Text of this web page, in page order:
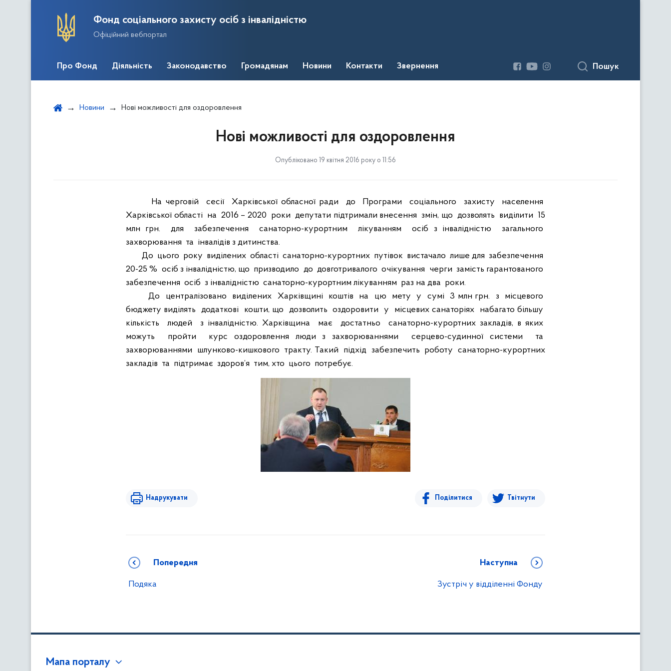
Фонд соціального захисту осіб з інвалідністю
Офіційний вебпортал
Про Фонд Діяльність Законодавство Громадянам Новини Контакти Звернення Пошук
Новини Нові можливості для оздоровлення
Нові можливості для оздоровлення
Опубліковано 19 квітня 2016 року о 11:56
На черговій сесії Харківської обласної ради до Програми соціального захисту
населення
Харківської області на 2016 – 2020 роки депутати підтримали внесення змін, що дозволять виділити 15
млн грн.
для забезпечення санаторно-курортним лікуванням осіб з інвалідністю
загального
захворювання та інвалідів з дитинства.
До цього року виділених області санаторно-курортних путівок вистачало лише для забезпечення
20-25 % осіб з інвалідністю, що призводило до довготривалого очікування черги замість гарантованого
забезпечення осіб з інвалідністю санаторно-курортним лікуванням раз на два роки.
До
централізовано виділених Харківщині коштів на цю мету у сумі 3 млн грн. з
місцевого
бюджету виділять
додаткові кошти, що дозволить оздоровити у місцевих санаторіях
набагато більшу
кількість
людей з інвалідністю. Харківщина має достатньо
санаторно-курортних закладів, в яких
можуть
пройти курс оздоровлення люди з захворюваннями серцево-судинної системи
та
захворюваннями
шлунково-кишкового тракту. Такий підхід забезпечить роботу санаторно-курортних
закладів та підтримає здоров’я тим, хто цього потребує.
Надрукувати Поділитися Твітнути
Попередня
Подяка
Наступна
Зустріч у відділенні Фонду
Мапа порталу